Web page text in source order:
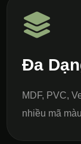
Đa
MDF, PVC,
nhiều mã